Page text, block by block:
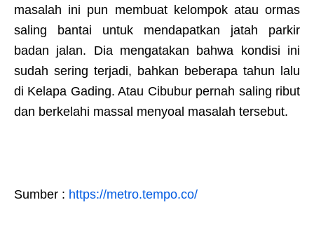
masalah ini pun membuat kelompok atau ormas
saling bantai untuk mendapatkan jatah parkir
badan jalan. Dia mengatakan bahwa kondisi ini
sudah sering terjadi, bahkan beberapa tahun lalu
di Kelapa Gading. Atau Cibubur pernah saling ribut
dan berkelahi massal menyoal masalah tersebut.
Sumber : https://metro.tempo.co/